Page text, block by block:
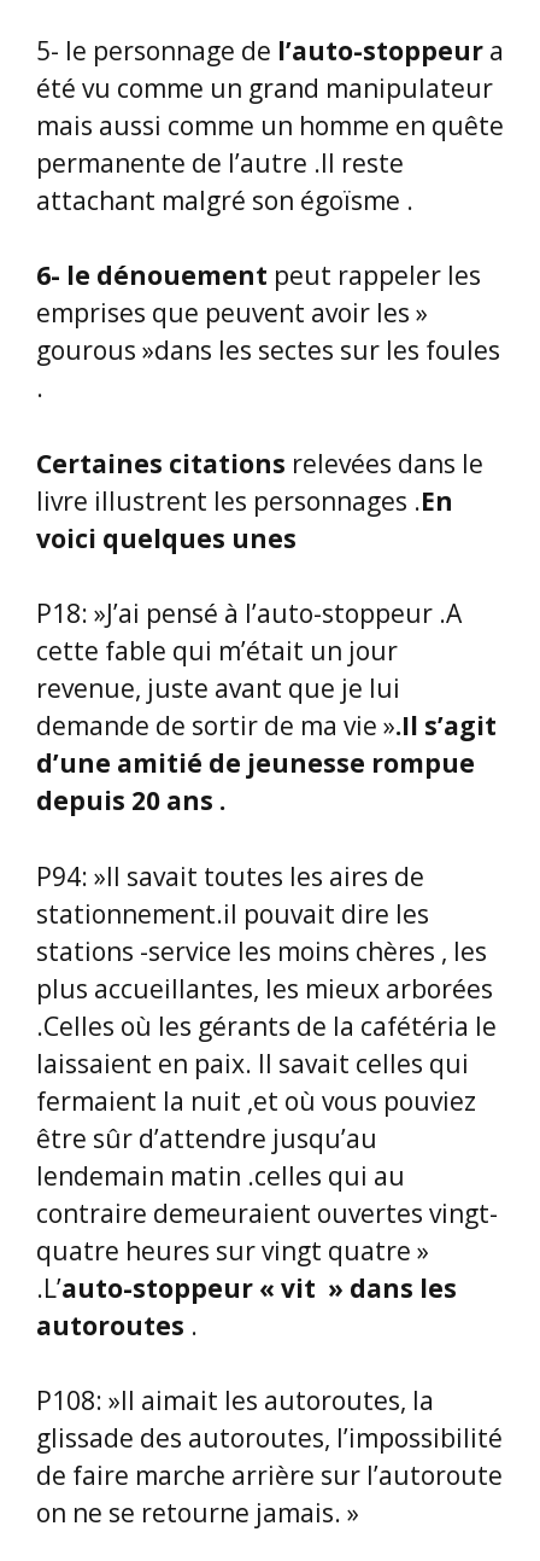
5- le personnage de l’auto-stoppeur a
été vu comme un grand manipulateur
mais aussi comme un homme en quête
permanente de l’autre .Il reste
attachant malgré son égoïsme .
6- le dénouement peut rappeler les
emprises que peuvent avoir les »
gourous »dans les sectes sur les foules
.
Certaines citations relevées dans le
livre illustrent les personnages .En
voici quelques unes
P18: »J’ai pensé à l’auto-stoppeur .A
cette fable qui m’était un jour
revenue, juste avant que je lui
demande de sortir de ma vie ».Il s’agit
d’une amitié de jeunesse rompue
depuis 20 ans .
P94: »Il savait toutes les aires de
stationnement.il pouvait dire les
stations -service les moins chères , les
plus accueillantes, les mieux arborées
.Celles où les gérants de la cafétéria le
laissaient en paix. lI savait celles qui
fermaient la nuit ,et où vous pouviez
être sûr d’attendre jusqu’au
lendemain matin .celles qui au
contraire demeuraient ouvertes vingt-
quatre heures sur vingt quatre »
.L’auto-stoppeur « vit » dans les
autoroutes .
P108: »Il aimait les autoroutes, la
glissade des autoroutes, l’impossibilité
de faire marche arrière sur l’autoroute
on ne se retourne jamais. »